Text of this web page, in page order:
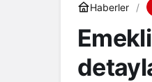
Haberler